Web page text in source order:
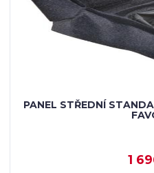
PANEL STŘEDNÍ
1